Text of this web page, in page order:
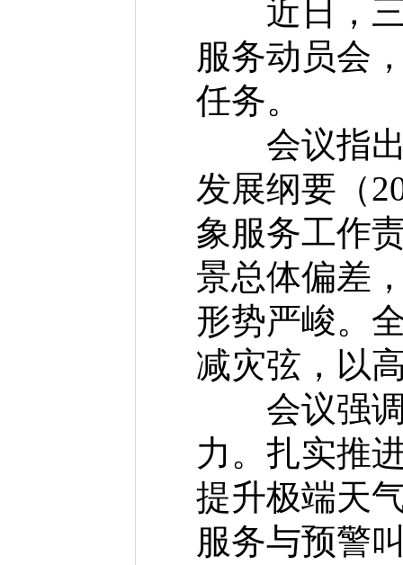
近日，三
服务动员会
任务。
会议指出
发展纲要（
象服务工作
景总体偏差
形势严峻。
减灾弦，以
会议强调
力。扎实推
提升极端天
服务与预警